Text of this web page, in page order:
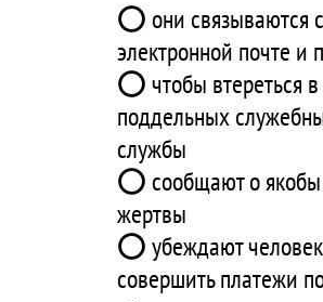
⭕ они связываются
электронной почте и
⭕ чтобы втереться
поддельных
службы
⭕ сообщают о якобы
жертвы
⭕ убеждают
совершить платежи